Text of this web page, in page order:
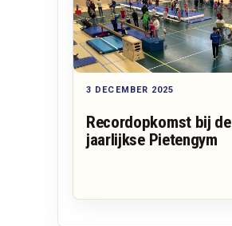
3 DECEMBER 2025
Recordopkomst bij de
jaarlijkse Pietengym